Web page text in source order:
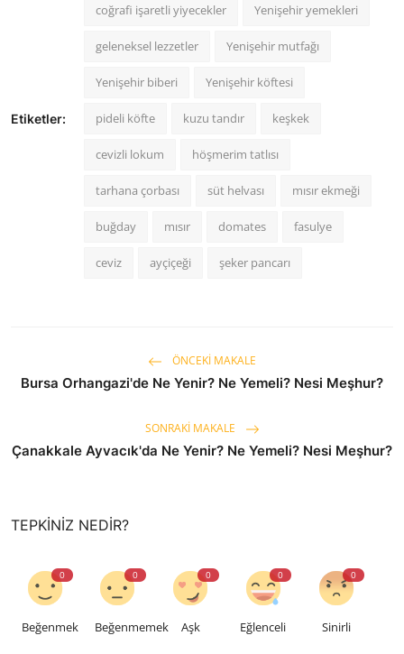
Etiketler:
coğrafi işaretli yiyecekler Yenişehir yemekleri
geleneksel lezzetler Yenişehir mutfağı
Yenişehir biberi Yenişehir köftesi
pideli köfte kuzu tandır keşkek
cevizli lokum höşmerim tatlısı
tarhana çorbası süt helvası mısır ekmeği
buğday mısır domates fasulye
ceviz ayçiçeği şeker pancarı
ÖNCEKI MAKALE
Bursa Orhangazi'de Ne Yenir? Ne Yemeli? Nesi Meşhur?
SONRAKI MAKALE
Çanakkale Ayvacık'da Ne Yenir? Ne Yemeli? Nesi Meşhur?
TEPKINIZ NEDIR?
0
Beğenmek
0
Beğenmemek
0
Aşk
0
Eğlenceli
0
Sinirli